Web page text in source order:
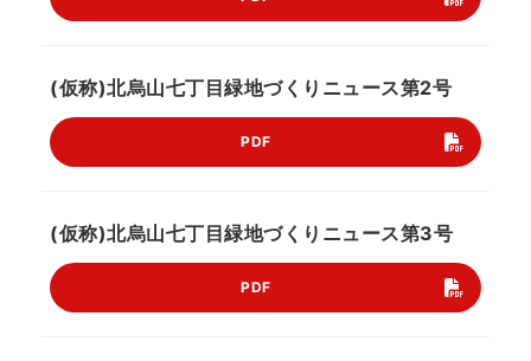
(仮称)北烏山七丁目緑地づくりニュース第2号
PDF
(仮称)北烏山七丁目緑地づくりニュース第3号
PDF